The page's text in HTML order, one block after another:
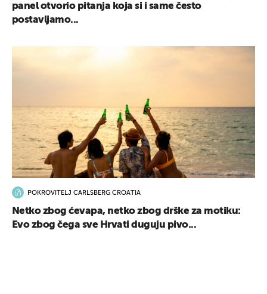
panel otvorio pitanja koja si i same često
postavljamo...
POKROVITELJ CARLSBERG CROATIA
Netko zbog ćevapa, netko zbog drške za motiku:
Evo zbog čega sve Hrvati duguju pivo...